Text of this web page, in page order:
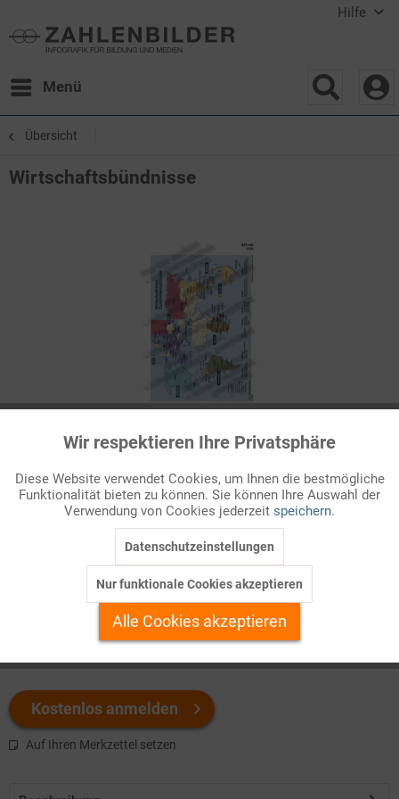
Hilfe
Menü
Übersicht
Wirtschaftsbündnisse
Infografik Nr. 621956
Dieses ZAHLENBILD zeigt weltweite wirtschaftliche
Zusammenschlüsse in einer anschaulichen Infografik.
Welchen Download brauchen Sie?
s/w-Version
Kostenlos anmelden
Auf Ihren Merkzettel setzen
Funktionale Aktiv
Marketing Inaktiv
Personalisierung Inaktiv
Service
Wir respektieren Ihre Privatsphäre
Diese Website verwendet Cookies, um Ihnen die bestmögliche
Funktionalität bieten zu können. Sie können Ihre Auswahl der
Verwendung von Cookies jederzeit speichern.
Datenschutzeinstellungen
Nur funktionale Cookies akzeptieren
Alle Cookies akzeptieren